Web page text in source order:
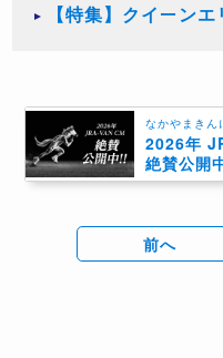
【特集】クイーン
なかやまきん
2026年
絶賛公開
前へ